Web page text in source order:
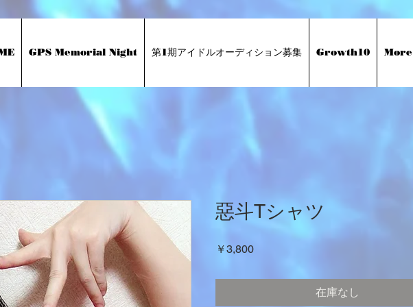
GPS Memorial Night 第1期アイドルオーディション募集 Growth10 More
惡斗Tシャツ
￥3,800価
在庫なし